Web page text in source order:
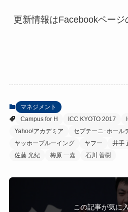
マネジメント
Campus for H
ICC KYOTO 2017
Yahoo!アカデミア
セプテーニ･ホール
ヤッホーブルーイング
ヤフー 井手
佐藤 光紀
梅原 一嘉 石川 善樹
この記事が気に